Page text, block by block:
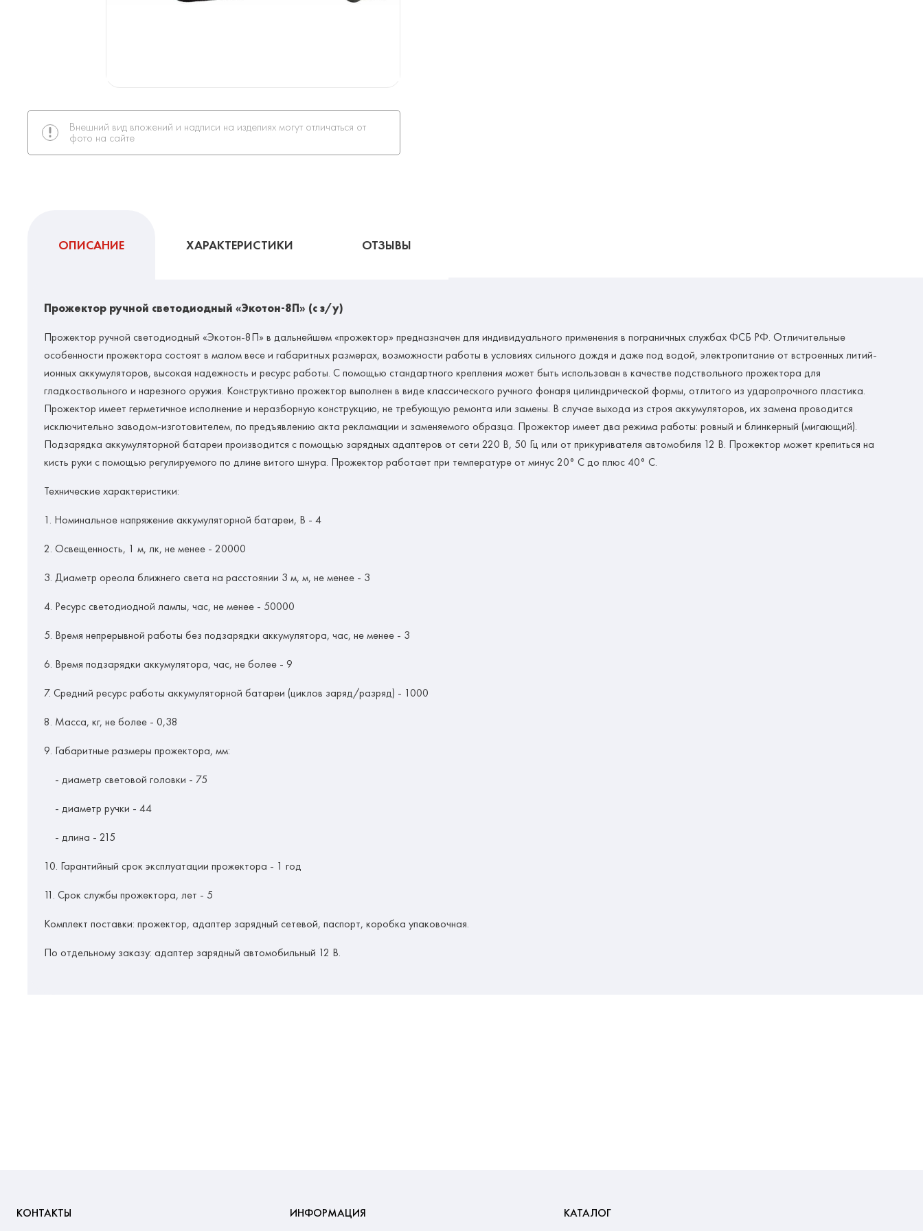
Внешний вид вложений и надписи на изделиях могут отличаться от
фото на сайте
ОПИСАНИЕ ХАРАКТЕРИСТИКИ ОТЗЫВЫ
Прожектор ручной светодиодный «Экотон-8П» (с з/у)
Прожектор ручной светодиодный «Экотон-8П» в дальнейшем «прожектор» предназначен для индивидуального применения в пограничных службах ФСБ РФ. Отличительные
особенности прожектора состоят в малом весе и габаритных размерах, возможности работы в условиях сильного дождя и даже под водой, электропитание от встроенных литий-
ионных аккумуляторов, высокая надежность и ресурс работы. С помощью стандартного крепления может быть использован в качестве подствольного прожектора для
гладкоствольного и нарезного оружия. Конструктивно прожектор выполнен в виде классического ручного фонаря цилиндрической формы, отлитого из ударопрочного пластика.
Прожектор имеет герметичное исполнение и неразборную конструкцию, не требующую ремонта или замены. В случае выхода из строя аккумуляторов, их замена проводится
исключительно заводом-изготовителем, по предъявлению акта рекламации и заменяемого образца. Прожектор имеет два режима работы: ровный и блинкерный (мигающий).
Подзарядка аккумуляторной батареи производится с помощью зарядных адаптеров от сети 220 В, 50 Гц или от прикуривателя автомобиля 12 В. Прожектор может крепиться на
кисть руки с помощью регулируемого по длине витого шнура. Прожектор работает при температуре от минус 20° С до плюс 40° С.
Технические характеристики:
1. Номинальное напряжение аккумуляторной батареи, В - 4
2. Освещенность, 1 м, лк, не менее - 20000
3. Диаметр ореола ближнего света на расстоянии 3 м, м, не менее - 3
4. Ресурс светодиодной лампы, час, не менее - 50000
5. Время непрерывной работы без подзарядки аккумулятора, час, не менее - 3
6. Время подзарядки аккумулятора, час, не более - 9
7. Средний ресурс работы аккумуляторной батареи (циклов заряд/разряд) - 1000
8. Масса, кг, не более - 0,38
9. Габаритные размеры прожектора, мм:
- диаметр световой головки - 75
- диаметр ручки - 44
- длина - 215
10. Гарантийный срок эксплуатации прожектора - 1 год
11. Срок службы прожектора, лет - 5
Комплект поставки: прожектор, адаптер зарядный сетевой, паспорт, коробка упаковочная.
По отдельному заказу: адаптер зарядный автомобильный 12 В.
КОНТАКТЫ ИНФОРМАЦИЯ КАТАЛОГ